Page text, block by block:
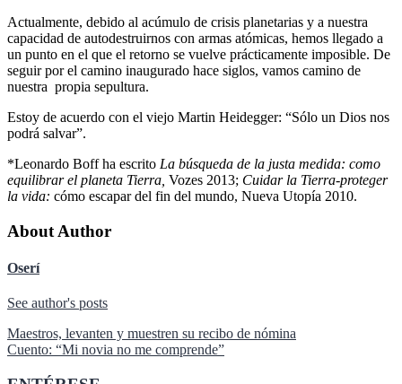
Actualmente, debido al acúmulo de crisis planetarias y a nuestra
capacidad de autodestruirnos con armas atómicas, hemos llegado a
un punto en el que el retorno se vuelve prácticamente imposible. De
seguir por el camino inaugurado hace siglos, vamos camino de
nuestra propia sepultura.
Estoy de acuerdo con el viejo Martin Heidegger: “Sólo un Dios nos
podrá salvar”.
*Leonardo Boff ha escrito La búsqueda de la justa medida: como
equilibrar el planeta Tierra, Vozes 2013; Cuidar la Tierra-proteger
la vida: cómo escapar del fin del mundo, Nueva Utopía 2010.
About Author
Oserí
See author's posts
Navegación
de
Maestros, levanten y muestren su recibo de nómina
Cuento: “Mi novia no me comprende”